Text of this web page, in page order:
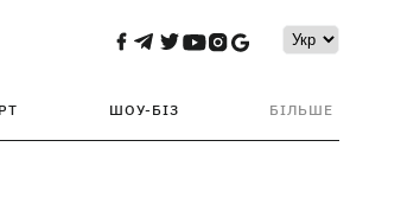
ШОУ-БІЗ БІЛЬШЕ